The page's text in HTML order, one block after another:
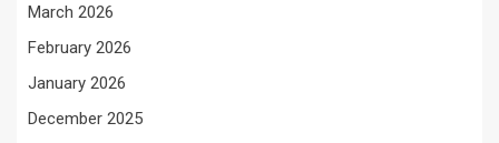
March 2026
February 2026
January 2026
December 2025